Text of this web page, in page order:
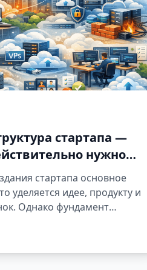
стартапа —
нужно
2026)
стартапа основное
уделяется идее, продукту и
Однако фундамент
IT-
Правильный выбор